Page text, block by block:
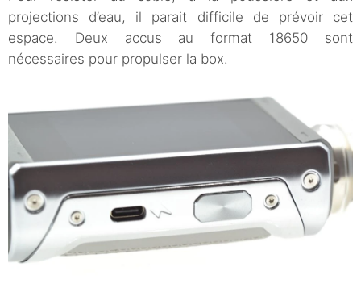
projections d’eau, il parait difficile de prévoir cet
espace. Deux accus au format 18650 sont
nécessaires pour propulser la box.